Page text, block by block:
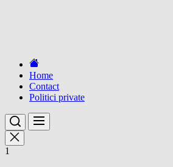
Home
Contact
Politici private
1